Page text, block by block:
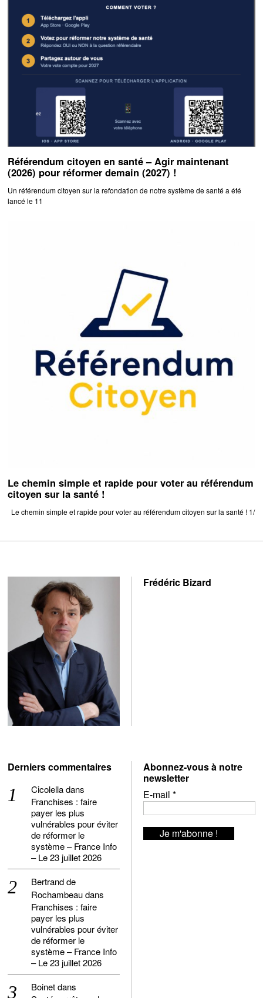
Référendum citoyen en santé – Agir maintenant
(2026) pour réformer demain (2027) !
Un référendum citoyen sur la refondation de notre système de santé a été
lancé le 11
Le chemin simple et rapide pour voter au référendum
citoyen sur la santé !
Le chemin simple et rapide pour voter au référendum citoyen sur la santé ! 1/
Frédéric Bizard
Derniers commentaires
Cicolelladans
Franchises : faire
payer les plus
vulnérables pour éviter
de réformer le
système – France Info
– Le 23 juillet 2026
Bertrand de
Rochambeaudans
Franchises : faire
payer les plus
vulnérables pour éviter
de réformer le
système – France Info
– Le 23 juillet 2026
Boinetdans
Abonnez-vous à notre
newsletter
E-mail *